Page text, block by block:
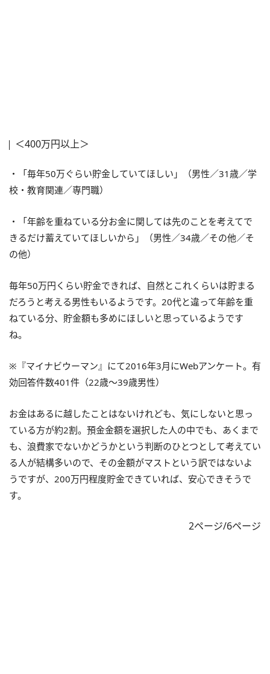
＜400万円以上＞
・「毎年50万ぐらい貯金していてほしい」（男性／31歳／学
校・教育関連／専門職）
・「年齢を重ねている分お金に関しては先のことを考えてで
きるだけ蓄えていてほしいから」（男性／34歳／その他／そ
の他）
毎年50万円くらい貯金できれば、自然とこれくらいは貯まる
だろうと考える男性もいるようです。20代と違って年齢を重
ねている分、貯金額も多めにほしいと思っているようです
ね。
※『マイナビウーマン』にて2016年3月にWebアンケート。有
効回答件数401件（22歳～39歳男性）
お金はあるに越したことはないけれども、気にしないと思っ
ている方が約2割。預金金額を選択した人の中でも、あくまで
も、浪費家でないかどうかという判断のひとつとして考えてい
る人が結構多いので、その金額がマストという訳ではないよ
うですが、200万円程度貯金できていれば、安心できそうで
す。
2ページ/6ページ